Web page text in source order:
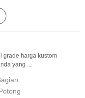
grade harga kustom
yang ...